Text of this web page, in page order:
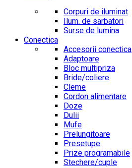
Corpuri de iluminat
Ilum. de sarbatori
Surse de lumina
Conectica
Accesorii conectica
Adaptoare
Bloc multipriza
Bride/coliere
Cleme
Cordon alimentare
Doze
Dulii
Mufe
Prelungitoare
Presetupe
Prize programabile
Stechere/cuple